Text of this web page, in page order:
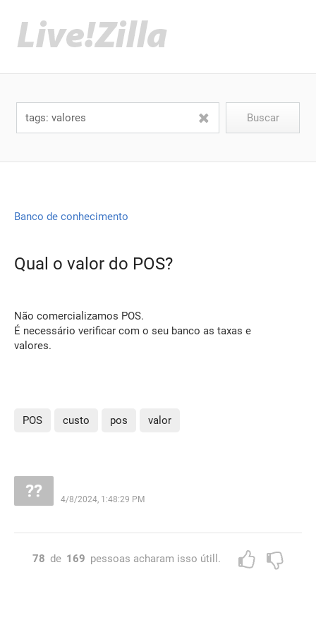
Banco de conhecimento
Qual o valor do POS?
Não comercializamos POS.
É necessário verificar com o seu banco as taxas e
valores.
POS custo pos valor
4/8/2024, 1:48:29 PM
78 de 169 pessoas acharam isso útill.